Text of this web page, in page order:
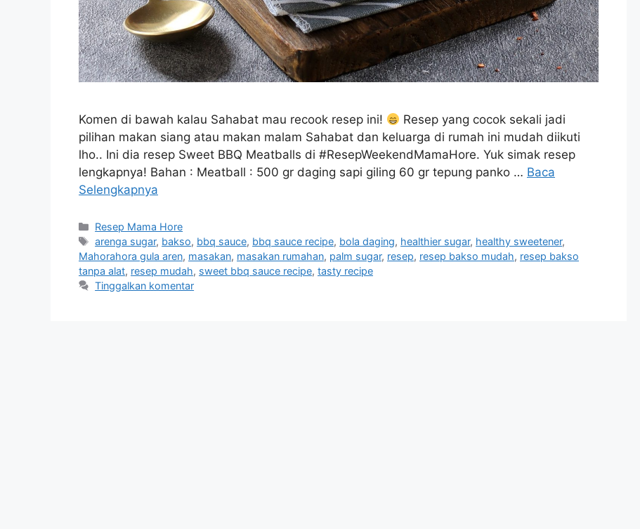
Komen di bawah kalau Sahabat mau recook resep ini!
Resep yang cocok sekali jadi
pilihan makan siang atau makan malam Sahabat dan keluarga di rumah ini mudah diikuti
lho.. Ini dia resep Sweet BBQ Meatballs di #ResepWeekendMamaHore. Yuk simak resep
lengkapnya! Bahan : Meatball : 500 gr daging sapi giling 60 gr tepung panko … Baca
Selengkapnya
Resep Mama Hore
arenga sugar, bakso, bbq sauce, bbq sauce recipe, bola daging, healthier sugar, healthy sweetener,
Mahorahora gula aren, masakan, masakan rumahan, palm sugar, resep, resep bakso mudah, resep bakso
tanpa alat, resep mudah, sweet bbq sauce recipe, tasty recipe
Tinggalkan komentar